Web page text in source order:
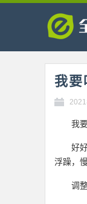
我要
我
好
浮躁，
调